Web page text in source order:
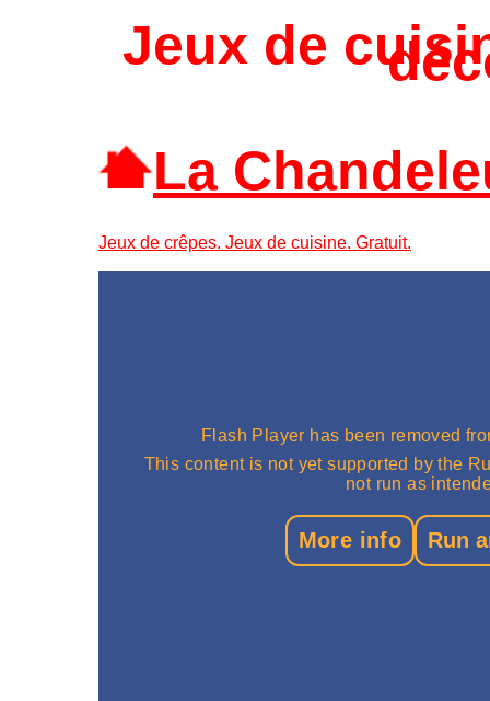
Jeux de
La
Jeux de crêpes. Jeux de cuisine. Gratuit.